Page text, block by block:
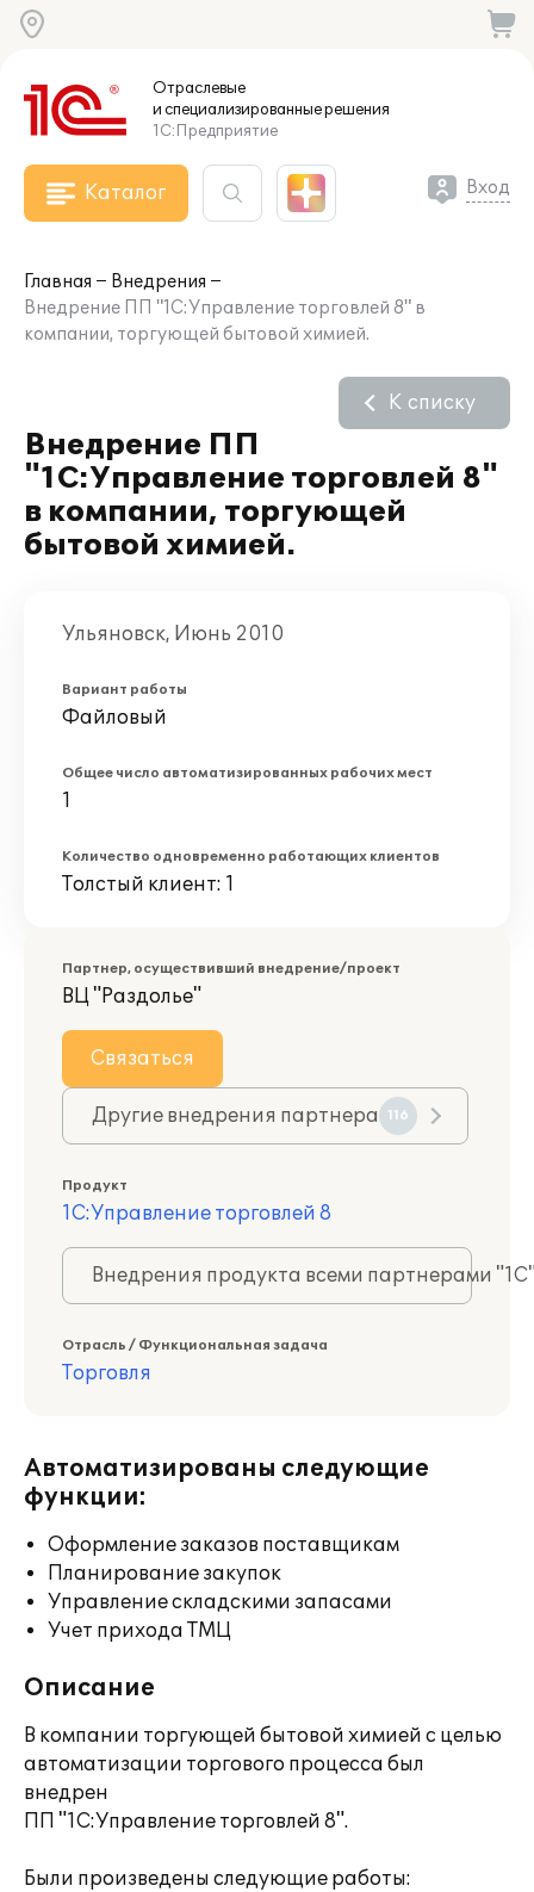
Отраслевые
и специализированныерешения
1С:Предприятие
Каталог Вход
Главная
Внедрения
Внедрение ПП "1С:Управление торговлей 8" в
компании, торгующей бытовой химией.
Внедрение ПП
"1С:Управление торговлей 8"
в компании, торгующей
бытовой химией.
К списку
Ульяновск, Июнь 2010
Вариант работы
Файловый
Общее число автоматизированных рабочих мест
1
Количество одновременно работающих клиентов
Толстый клиент: 1
Партнер, осуществивший внедрение/проект
ВЦ "Раздолье"
Связаться
Другие внедрения партнера 116
Продукт
1С:Управление торговлей 8
Внедрения продукта всеми партнерами
Отрасль / Функциональная задача
Торговля
Автоматизированы следующие
функции:
Оформление заказов поставщикам
Планирование закупок
Управление складскими запасами
Учет прихода ТМЦ
Описание
В компании торгующей бытовой химией с целью
автоматизации торгового процесса был
внедрен
ПП "1С:Управление торговлей 8".
Были произведены следующие работы: